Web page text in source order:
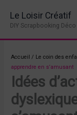
contenu
Le Loisir Créatif
DIY Scrapbooking Déco
Accueil / Le coin des
apprendre en s’amusant
Idées